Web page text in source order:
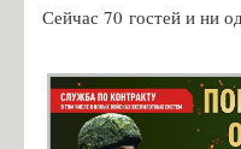
Сейчас 70 гостей и ни